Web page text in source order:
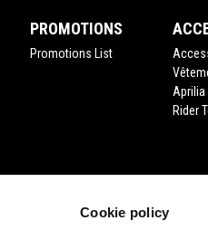
Cookie policy
PROMOTIONS
Promotions List
Aprilia
Rider